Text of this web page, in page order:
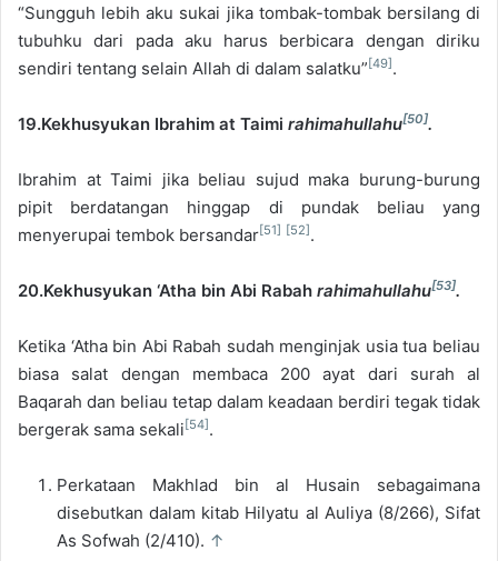
“Sungguh lebih aku sukai jika tombak-tombak bersilang di
tubuhku dari pada aku harus berbicara dengan diriku
sendiri tentang selain Allah di dalam salatku” [49] .
19.Kekhusyukan Ibrahim at Taimi rahimahullahu[50].
Ibrahim at Taimi jika beliau sujud maka burung-burung
pipit berdatangan hinggap di pundak beliau yang
menyerupai tembok bersandar[51] [52] .
20.Kekhusyukan ‘Atha bin Abi Rabah rahimahullahu[53].
Ketika ‘Atha bin Abi Rabah sudah menginjak usia tua beliau
biasa salat dengan membaca 200 ayat dari surah al
Baqarah dan beliau tetap dalam keadaan berdiri tegak tidak
bergerak sama sekali [54] .
Perkataan Makhlad bin al Husain sebagaimana
disebutkan dalam kitab Hilyatu al Auliya (8/266), Sifat
As Sofwah (2/410). ↑